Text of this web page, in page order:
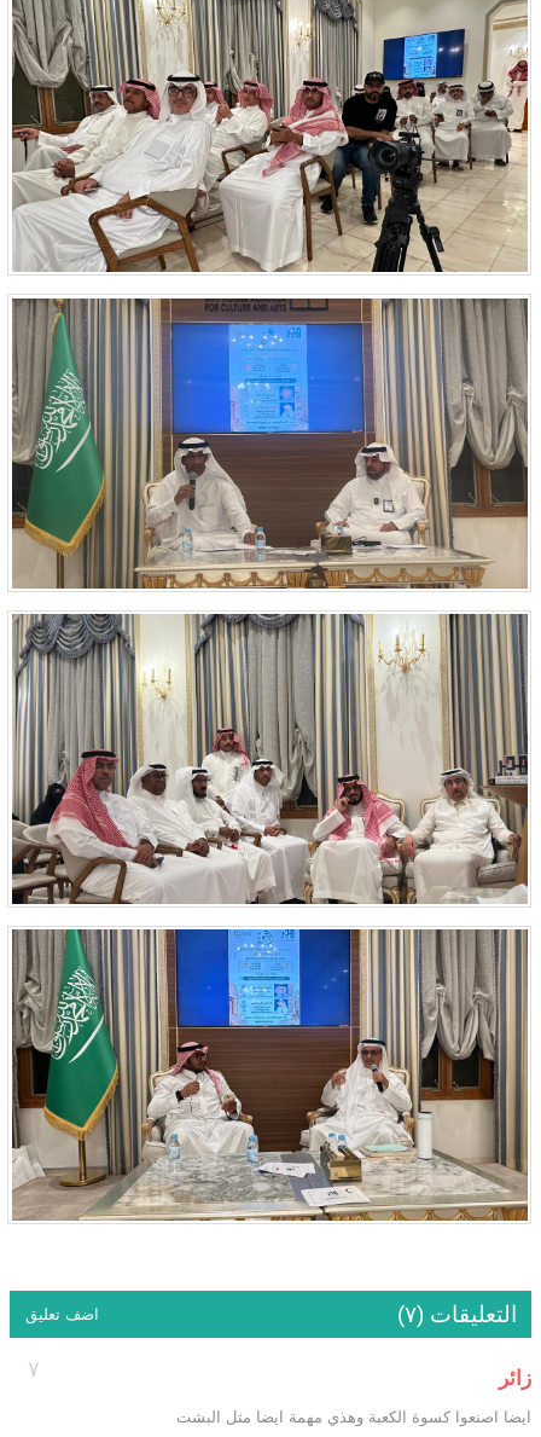
التعليقات (٧) اضف تعليق
٧ زائر
ايضا اصنعوا كسوة الكعبة وهذي مهمة ايضا مثل البشت